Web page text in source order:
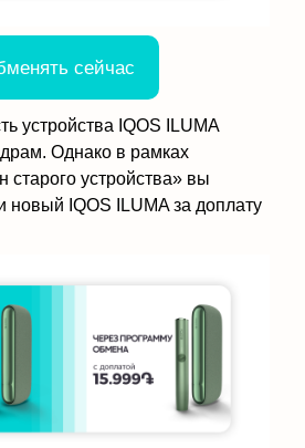
сейчас
устройства IQOS ILUMA
Однако в рамках
устройства» вы
новый IQOS ILUMA за доплату